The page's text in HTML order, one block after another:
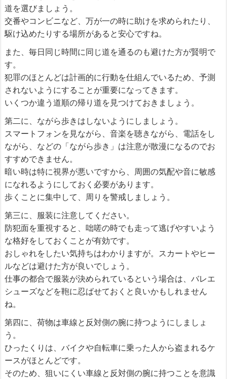
道を選びましょう。
交番やコンビニなど、万が一の時に助けを求められたり、
駆け込めたりする場所があると安心ですね。
また、毎日同じ時間に同じ道を通るのも避けた方が賢明で
す。
犯罪のほとんどは計画的に行動を仕組んでいるため、予測
されないようにすることが重要になってきます。
いくつか違う道順の帰り道を見つけておきましょう。
第二に、ながら歩きはしないようにしましょう。
スマートフォンを見ながら、音楽を聴きながら、電話をし
ながら、などの「ながら歩き」は注意が散漫になるのでお
すすめできません。
暗い時は特に視界が悪いですから、周囲の気配や音に敏感
になれるようにしておく必要があります。
歩くことに集中して、周りを警戒しましょう。
第三に、服装に注意してください。
防犯面を重視すると、咄嗟の時でも走って逃げやすいよう
な格好をしておくことが有効です。
おしゃれをしたい気持ちはわかりますが。スカートやヒー
ルなどは避けた方が良いでしょう。
仕事の都合で服装が決められているという場合は、バレエ
シューズなどを鞄に忍ばせておくと良いかもしれません
ね。
第四に、荷物は車線と反対側の腕に持つようにしましょ
う。
ひったくりは、バイクや自転車に乗った人から盗まれるケ
ースがほとんどです。
そのため、狙いにくい車線と反対側の腕に持つことを意識